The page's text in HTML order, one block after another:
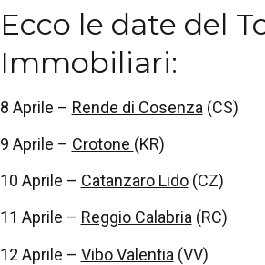
Ecco le date del
Immobiliari:
8 Aprile – Rende di Cosenza (CS)
9 Aprile – Crotone (KR)
10 Aprile – Catanzaro Lido(CZ)
11 Aprile – Reggio Calabria(RC)
12 Aprile – Vibo Valentia (VV)